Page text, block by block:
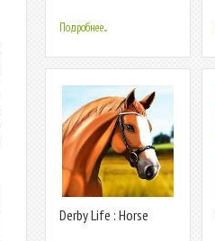
Подробнее...
Derby Life : Horse